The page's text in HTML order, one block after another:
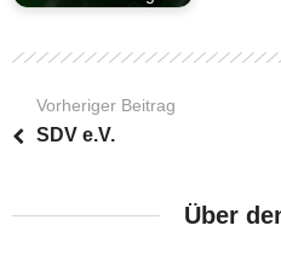
Vorheriger Beitrag
SDV e.V.
Über